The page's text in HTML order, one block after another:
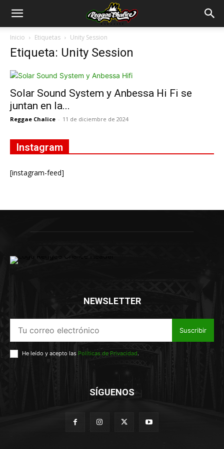
Inicio Etiquetas Unity Session
Etiqueta: Unity Session
Solar Sound System y Anbessa Hi Fi se
juntan en la...
Reggae Chalice - 11 de diciembre de 2024
Instagram
[instagram-feed]
NEWSLETTER
Suscribir
He leído y acepto las Políticas de Privacidad.
SÍGUENOS